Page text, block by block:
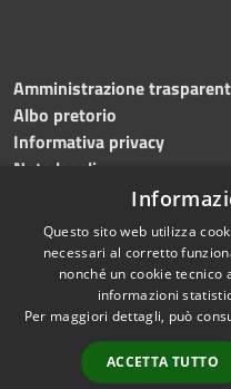
Amministrazione
Albo pretorio
Informativa privacy
Note legali
Dichiarazione di
Accessibilità
Questo sito web utilizza
necessari al corretto
nonché un cookie
informazioni
Per maggiori dettagli, può
ACCETTA TUTTO